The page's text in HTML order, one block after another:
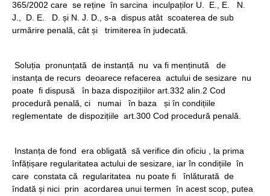
365/2002 care se reține în sarcina inculpaților U. E., E. N.
J., D. E. D. și N. J. D., s-a dispus atât scoaterea de sub
urmărire penală, cât și trimiterea în judecată.
Soluția pronunțată de instanță nu va fi menținută de
instanța de recurs deoarece refacerea actului de sesizare nu
poate fi dispusă în baza dispozițiilor art.332 alin.2 Cod
procedură penală, ci numai în baza și în condițiile
reglementate de dispozițiile art.300 Cod procedură penală.
Instanța de fond era obligată să verifice din oficiu , la prima
înfățișare regularitatea actului de sesizare, iar în condițiile în
care constata că regularitatea nu poate fi înlăturată de
îndată și nici prin acordarea unui termen în acest scop, putea